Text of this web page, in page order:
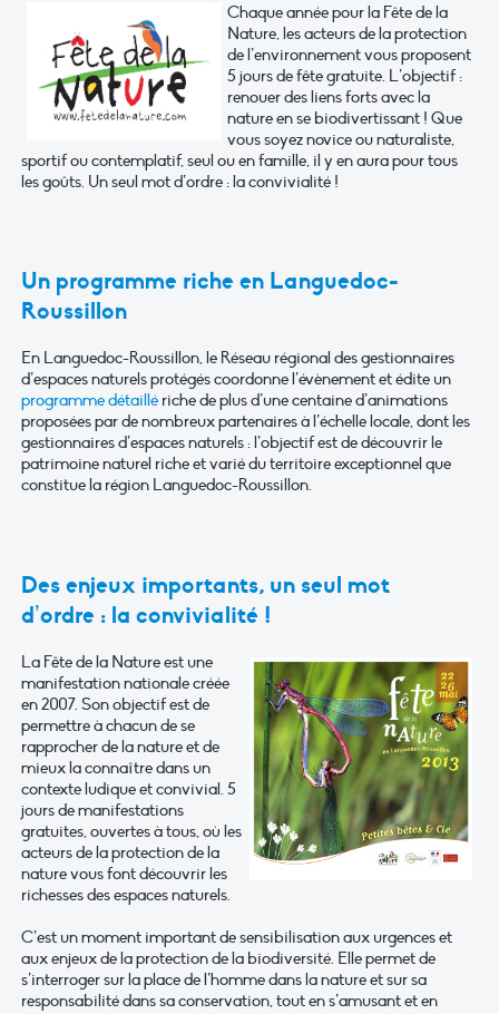
Chaque année pour la Fête de la
Nature, les acteurs de la protection
de l’environnement vous proposent
5 jours de fête gratuite. L’objectif :
renouer des liens forts avec la
nature en se biodivertissant ! Que
vous soyez novice ou naturaliste,
sportif ou contemplatif, seul ou en famille, il y en aura pour tous
les goûts. Un seul mot d’ordre : la convivialité !
Un programme riche en Languedoc-
Roussillon
En Languedoc-Roussillon, le Réseau régional des gestionnaires
d’espaces naturels protégés coordonne l’évènement et édite un
programme détaillé riche de plus d’une centaine d’animations
proposées par de nombreux partenaires à l’échelle locale, dont les
gestionnaires d’espaces naturels : l’objectif est de découvrir le
patrimoine naturel riche et varié du territoire exceptionnel que
constitue la région Languedoc-Roussillon.
Des enjeux importants, un seul mot
d’ordre : la convivialité !
La Fête de la Nature est une
manifestation nationale créée
en 2007. Son objectif est de
permettre à chacun de se
rapprocher de la nature et de
mieux la connaître dans un
contexte ludique et convivial. 5
jours de manifestations
gratuites, ouvertes à tous, où les
acteurs de la protection de la
nature vous font découvrir les
richesses des espaces naturels.
C’est un moment important de sensibilisation aux urgences et
aux enjeux de la protection de la biodiversité. Elle permet de
s’interroger sur la place de l’homme dans la nature et sur sa
responsabilité dans sa conservation, tout en s’amusant et en